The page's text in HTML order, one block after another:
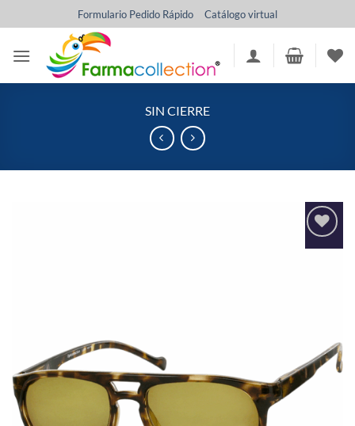
al
contenido
Formulario Pedido Rápido Catálogo virtual
SIN CIERRE
Añadir